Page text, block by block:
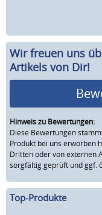
Wir freuen uns
Artikels von Dir!
Hinweis zu Bewertungen:
Diese Bewertungen
Produkt bei uns erworben
Dritten oder von externen
sorgfältig geprüft und ggf.
Top-Produkte